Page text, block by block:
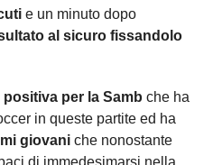
e un minuto dopo
al sicuro fissandolo
per la Samb che ha
in queste partite ed ha
giovani che nonostante
di immedesimarsi nella